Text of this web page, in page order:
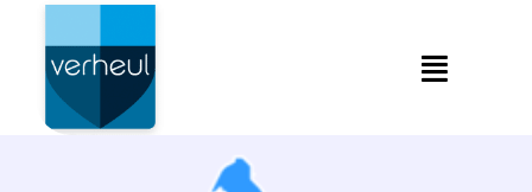
inhoud
Toggle